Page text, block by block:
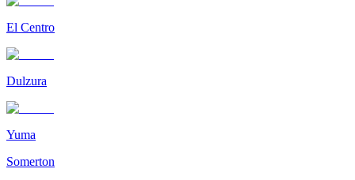
El Centro
Dulzura
Yuma
Somerton